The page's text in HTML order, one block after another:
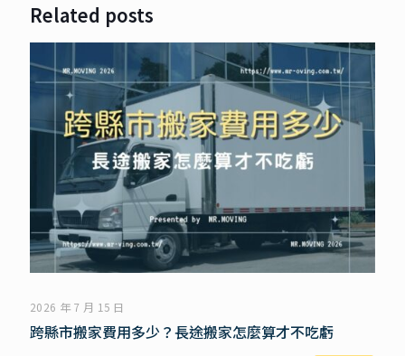
Related posts
2026 年 7 月 15 日
跨縣市搬家費用多少？長途搬家怎麼算才不吃虧